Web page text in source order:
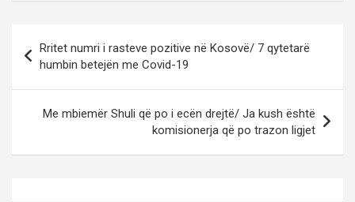
s
a
Rritet numri i rasteve pozitive në Kosovë/ 7 qytetarë
humbin betejën me Covid-19
Me mbiemër Shuli që po i ecën drejtë/ Ja kush është
komisionerja që po trazon ligjet